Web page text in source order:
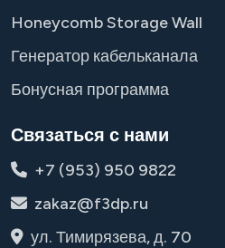
Honeycomb Storage Wall
Генератор кабельканала
Бонусная программа
Связаться с нами
+7 (953) 950 9822
zakaz@f3dp.ru
ул. Тимирязева, д. 70